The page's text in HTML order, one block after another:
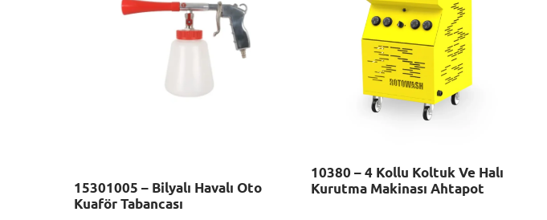
15301005 – Bilyalı Havalı Oto
Kuaför Tabancası
10380 – 4 Kollu Koltuk Ve Halı
Kurutma Makinası Ahtapot